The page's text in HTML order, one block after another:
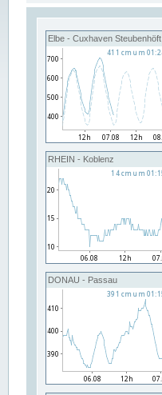
Elbe - Cuxhaven Steubenhöft
RHEIN - Koblenz
DONAU - Passau